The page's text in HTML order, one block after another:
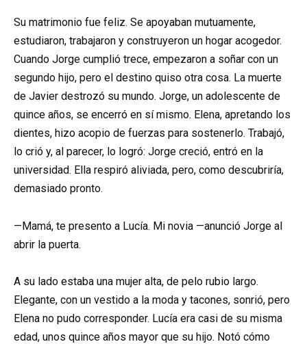
Su matrimonio fue feliz. Se apoyaban mutuamente,
estudiaron, trabajaron y construyeron un hogar acogedor.
Cuando Jorge cumplió trece, empezaron a soñar con un
segundo hijo, pero el destino quiso otra cosa. La muerte
de Javier destrozó su mundo. Jorge, un adolescente de
quince años, se encerró en sí mismo. Elena, apretando los
dientes, hizo acopio de fuerzas para sostenerlo. Trabajó,
lo crió y, al parecer, lo logró: Jorge creció, entró en la
universidad. Ella respiró aliviada, pero, como descubriría,
demasiado pronto.
—Mamá, te presento a Lucía. Mi novia —anunció Jorge al
abrir la puerta.
A su lado estaba una mujer alta, de pelo rubio largo.
Elegante, con un vestido a la moda y tacones, sonrió, pero
Elena no pudo corresponder. Lucía era casi de su misma
edad, unos quince años mayor que su hijo. Notó cómo